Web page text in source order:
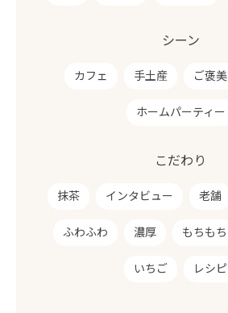
シーン
カフェ 手土産 ご褒美
ホームパーティー
こだわり
抹茶 インタビュー 老舗
ふわふわ 濃厚 もちもち
いちご レシピ